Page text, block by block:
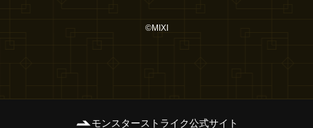
©MIXI
モンスターストライク公式サイト